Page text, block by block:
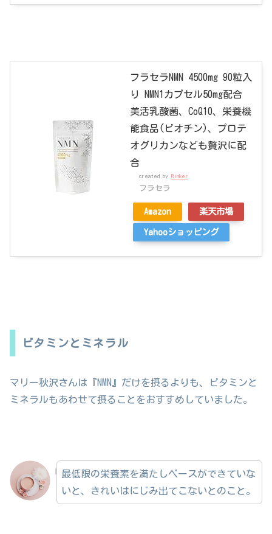
フラセラNMN 4500mg 90粒入
り NMN1カプセル50mg配合
美活乳酸菌、CoQ10、栄養機
能食品(ビオチン)、プロテ
オグリカンなども贅沢に配
合
created by Rinker
フラセラ
Amazon 楽天市場
Yahooショッピング
ビタミンとミネラル
マリー秋沢さんは『NMN』だけを摂るよりも、ビタミンと
ミネラルもあわせて摂ることをおすすめしていました。
最低限の栄養素を満たしベースができていな
いと、きれいはにじみ出てこないとのこと。